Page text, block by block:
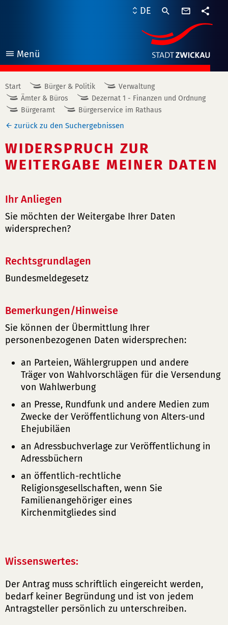
Menü
öffnen
DE
Start Bürger & Politik
Verwaltung
Ämter & Büros
Dezernat 1 - Finanzen und Ordnung
Bürgeramt
Bürgerservice im Rathaus
zurück zu den Suchergebnissen
WIDERSPRUCH ZUR
WEITERGABE MEINER DATEN
Ihr Anliegen
Sie möchten der Weitergabe Ihrer Daten
widersprechen?
Rechtsgrundlagen
Bundesmeldegesetz
Bemerkungen/Hinweise
Sie können der Übermittlung Ihrer
personenbezogenen Daten widersprechen:
an Parteien, Wählergruppen und andere
Träger von Wahlvorschlägen für die Versendung
von Wahlwerbung
an Presse, Rundfunk und andere Medien zum
Zwecke der Veröffentlichung von Alters-und
Ehejubiläen
an Adressbuchverlage zur Veröffentlichung in
Adressbüchern
an öffentlich-rechtliche
Religionsgesellschaften, wenn Sie
Familienangehöriger eines
Kirchenmitgliedes sind
Wissenswertes:
Der Antrag muss schriftlich eingereicht werden,
bedarf keiner Begründung und ist von jedem
Antragsteller persönlich zu unterschreiben.